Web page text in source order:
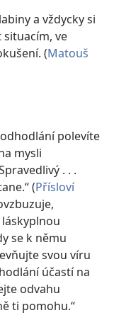
a vždycky si
ve
(Matouš
polevíte
mysli
. . .
(Přísloví
láskyplnou
se k němu
svou víru
účastí na
odvahu
ti pomohu.“